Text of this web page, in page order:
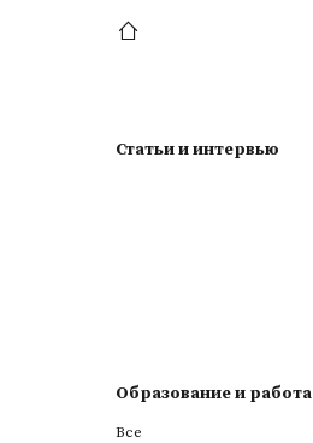
Статьи и интервью
Образование и работа
Все